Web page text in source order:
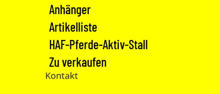
Anhänger
Artikelliste
HAF-Pferde-Aktiv-Stall
Zu verkaufen
Kontakt